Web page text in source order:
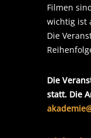
Filmen
wichtig ist
Die
Die
statt. Die